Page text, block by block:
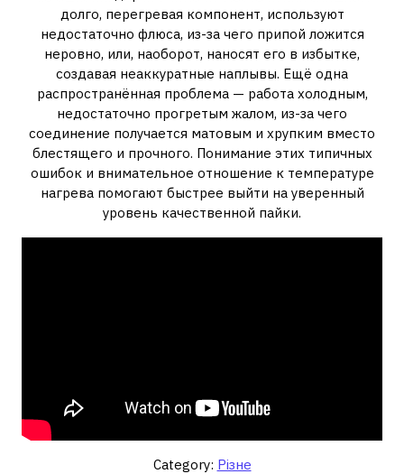
долго, перегревая компонент, используют
недостаточно флюса, из-за чего припой ложится
неровно, или, наоборот, наносят его в избытке,
создавая неаккуратные наплывы. Ещё одна
распространённая проблема — работа холодным,
недостаточно прогретым жалом, из-за чего
соединение получается матовым и хрупким вместо
блестящего и прочного. Понимание этих типичных
ошибок и внимательное отношение к температуре
нагрева помогают быстрее выйти на уверенный
уровень качественной пайки.
Category: Різне